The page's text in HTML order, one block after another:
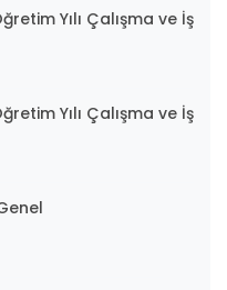
Yılı Çalışma ve İş
Yılı Çalışma ve İş